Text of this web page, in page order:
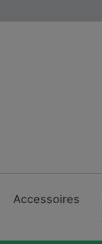
Accessoires